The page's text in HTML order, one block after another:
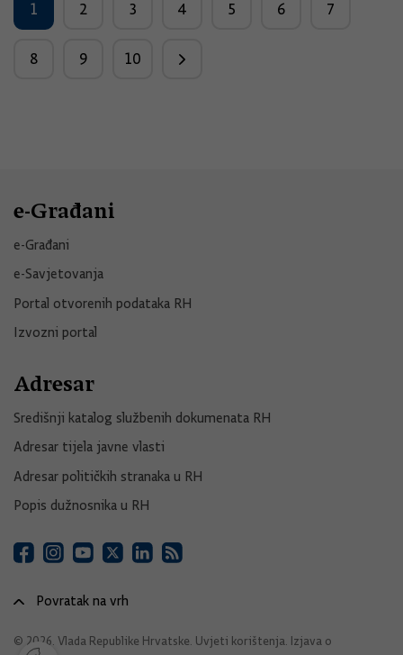
1 2 3 4 5 6 7
8 9 10
e-Građani
e-Građani
e-Savjetovanja
Portal otvorenih podataka RH
Izvozni portal
Adresar
Središnji katalog službenih dokumenata RH
Adresar tijela javne vlasti
Adresar političkih stranaka u RH
Popis dužnosnika u RH
Povratak na vrh
© 2026. Vlada Republike Hrvatske. Uvjeti korištenja Izjava o